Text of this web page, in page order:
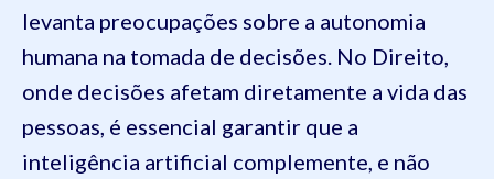
levanta preocupações sobre a autonomia
humana na tomada de decisões. No Direito,
onde decisões afetam diretamente a vida das
pessoas, é essencial garantir que a
inteligência artificial complemente, e não